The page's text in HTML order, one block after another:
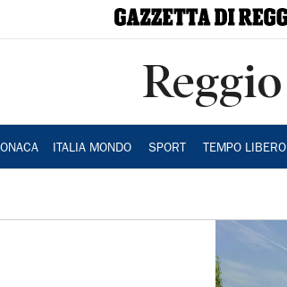
Reggio
ITALIA MONDO SPORT TEMPO LIBERO